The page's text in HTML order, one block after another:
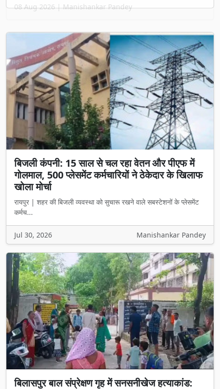
08 Aug 2026 | Manishankar Pandey
बिजली कंपनी: 15 साल से चल रहा वेतन और पीएफ में
गोलमाल, 500 प्लेसमेंट कर्मचारियों ने ठेकेदार के खिलाफ
खोला मोर्चा
रायपुर | शहर की बिजली व्यवस्था को सुचारू रखने वाले सबस्टेशनों के प्लेसमेंट
कर्मच...
Jul 30, 2026 Manishankar Pandey
बिलासपुर बाल संप्रेक्षण गृह में सनसनीखेज हत्याकांड: